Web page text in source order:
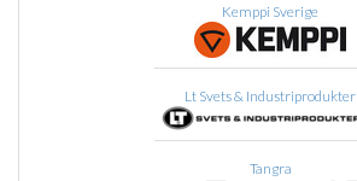
Kemppi Sverige
Lt Svets & Industriprodukter
Tangra